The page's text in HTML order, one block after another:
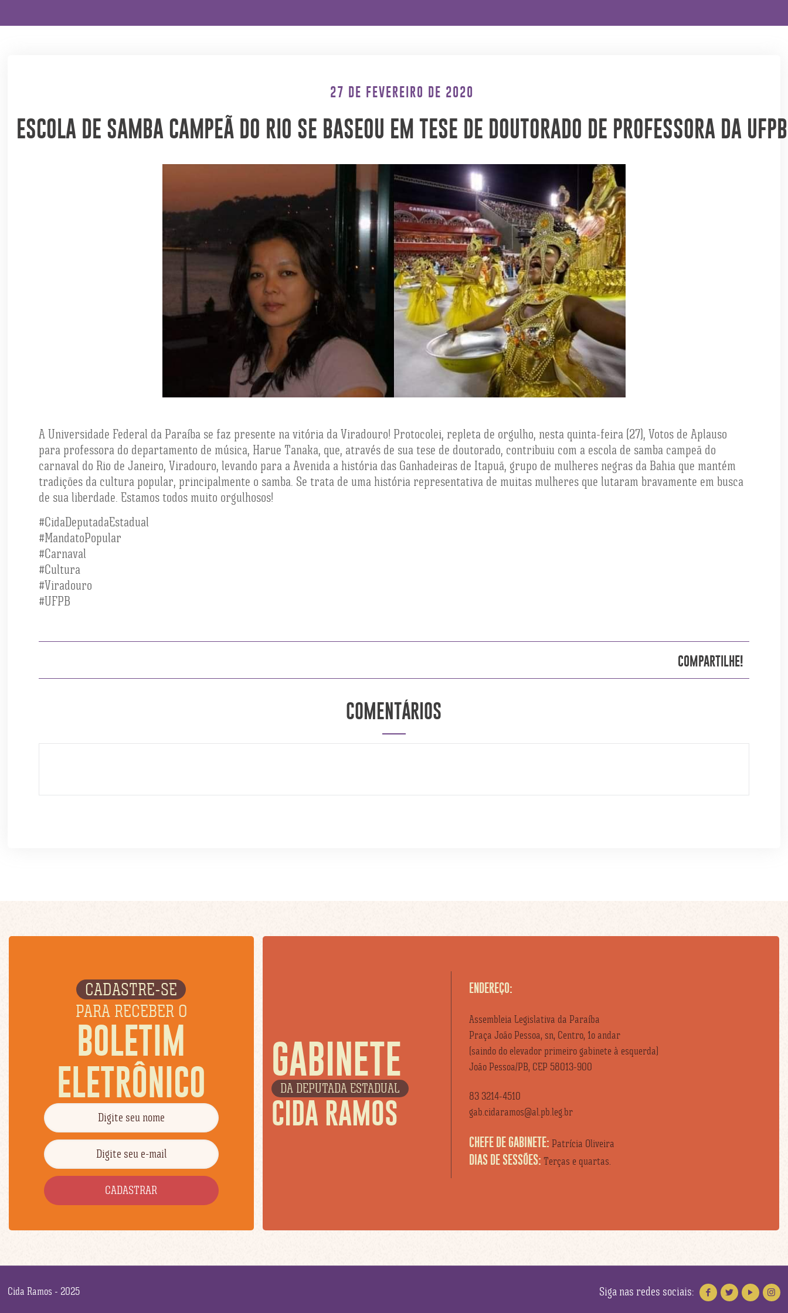
27 DE FEVEREIRO DE 2020
ESCOLA DE SAMBA CAMPEÃ DO RIO SE BASEOU EM TESE DE DOUTORADO DE PROFESSORA DA UFPB
A Universidade Federal da Paraíba se faz presente na vitória da Viradouro! Protocolei, repleta de orgulho, nesta quinta-feira (27), Votos de Aplauso
para professora do departamento de música, Harue Tanaka, que, através de sua tese de doutorado, contribuiu com a escola de samba campeã do
carnaval do Rio de Janeiro, Viradouro, levando para a Avenida a história das Ganhadeiras de Itapuã, grupo de mulheres negras da Bahia que mantém
tradições da cultura popular, principalmente o samba. Se trata de uma história representativa de muitas mulheres que lutaram bravamente em busca
de sua liberdade. Estamos todos muito orgulhosos!
#CidaDeputadaEstadual
#MandatoPopular
#Carnaval
#Cultura
#Viradouro
#UFPB
COMPARTILHE!
COMENTÁRIOS
CADASTRE-SE
PARA RECEBER O
BOLETIM
ELETRÔNICO
GABINETE
DA DEPUTADA ESTADUAL
CIDA RAMOS
ENDEREÇO:
Assembleia Legislativa da Paraíba
Praça João Pessoa, sn, Centro, 1o andar
(saindo do elevador primeiro gabinete à esquerda)
João Pessoa/PB, CEP 58013-900
83 3214-4510
gab.cidaramos@al.pb.leg.br
CHEFE DE GABINETE: Patrícia Oliveira
DIAS DE SESSÕES: Terças e quartas.
Cida Ramos - 2025 Siga nas redes sociais: